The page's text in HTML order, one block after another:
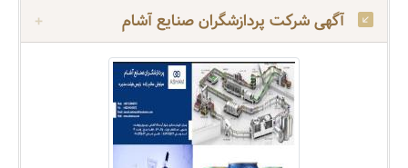
آگهی شرکت پردازشگران صنایع آشام